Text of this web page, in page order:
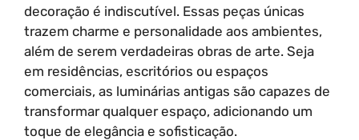
decoração é indiscutível. Essas peças únicas
trazem charme e personalidade aos ambientes,
além de serem verdadeiras obras de arte. Seja
em residências, escritórios ou espaços
comerciais, as luminárias antigas são capazes de
transformar qualquer espaço, adicionando um
toque de elegância e sofisticação.